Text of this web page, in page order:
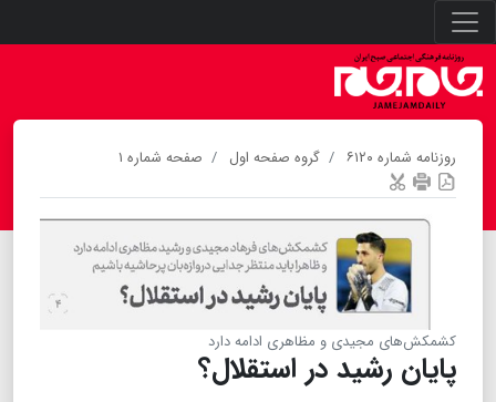
روزنامه شماره ۶۱۲۰ گروه صفحه اول صفحه شماره ۱
کشمکش‌های مجیدی و مظاهری ادامه دارد
پایان رشید در استقلال؟